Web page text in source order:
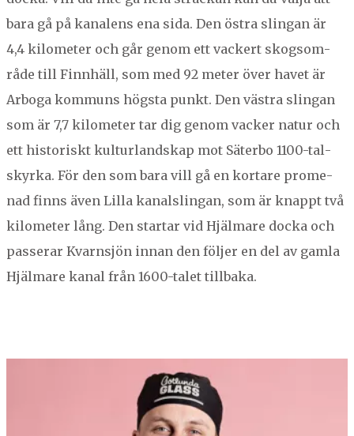
bara gå på kanalens ena sida. Den östra slin­gan är
4,4 kilo­me­ter och går genom ett vack­ert skog­som­
råde till Finnhäll, som med 92 meter över havet är
Arbo­ga kom­muns högs­ta punkt. Den väs­tra slin­gan
som är 7,7 kilo­me­ter tar dig genom vack­er natur och
ett his­toriskt kul­tur­land­skap mot Säter­bo 1100-tal­
skyr­ka. För den som bara vill gå en kortare prom­e­
nad finns även Lil­la kanal­slin­gan, som är knappt två
kilo­me­ter lång. Den star­tar vid Hjäl­mare doc­ka och
passer­ar Kvarn­sjön innan den föl­jer en del av gam­la
Hjäl­mare kanal från 1600-talet tillbaka.